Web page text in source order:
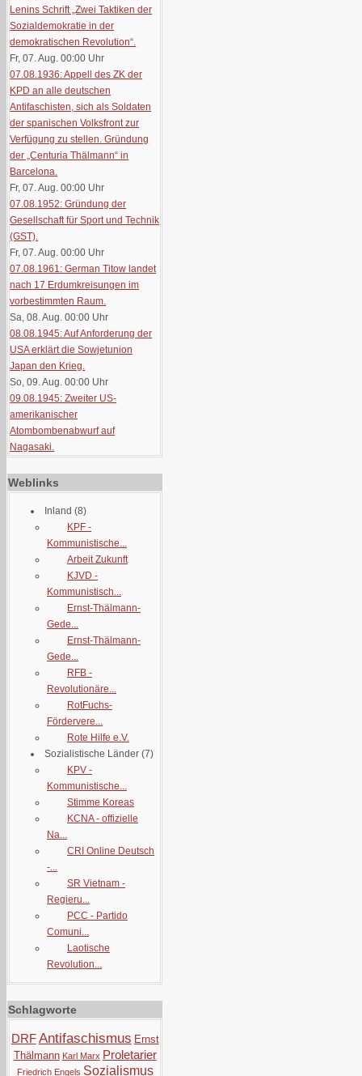
Lenins Schrift „Zwei Taktiken der
Sozialdemokratie in der
demokratischen Revolution“.
Fr, 07. Aug. 00:00 Uhr
07.08.1936: Appell des ZK der
KPD an alle deutschen
Antifaschisten, sich als Soldaten
der spanischen Volksfront zur
Verfügung zu stellen. Gründung
der „Centuria Thälmann“ in
Barcelona.
Fr, 07. Aug. 00:00 Uhr
07.08.1952: Gründung der
Gesellschaft für Sport und Technik
(GST).
Fr, 07. Aug. 00:00 Uhr
07.08.1961: German Titow landet
nach 17 Erdumkreisungen im
vorbestimmten Raum.
Sa, 08. Aug. 00:00 Uhr
08.08.1945: Auf Anforderung der
USA erklärt die Sowjetunion
Japan den Krieg.
So, 09. Aug. 00:00 Uhr
09.08.1945: Zweiter US-
amerikanischer
Atombombenabwurf auf
Nagasaki.
Weblinks
Inland (8)
KPF -
Kommunistische...
Arbeit Zukunft
KJVD -
Kommunistisch...
Ernst-Thälmann-
Gede...
Ernst-Thälmann-
Gede...
RFB -
Revolutionäre...
RotFuchs-
Fördervere...
Rote Hilfe e.V.
Sozialistische Länder (7)
KPV -
Kommunistische...
Stimme Koreas
KCNA - offizielle
Na...
CRI Online Deutsch
-...
SR Vietnam -
Regieru...
PCC - Partido
Comuni...
Laotische
Revolution...
Schlagworte
DRFAntifaschismus Ernst
Thälmann Karl Marx Proletarier
Friedrich Engels Sozialismus